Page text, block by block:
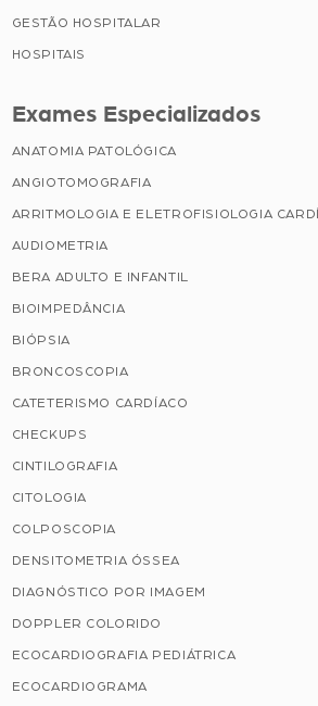
GESTÃO HOSPITALAR
HOSPITAIS
Exames Especializados
ANATOMIA PATOLÓGICA
ANGIOTOMOGRAFIA
ARRITMOLOGIA E ELETROFISIOLOGIA
AUDIOMETRIA
BERA ADULTO E INFANTIL
BIOIMPEDÂNCIA
BIÓPSIA
BRONCOSCOPIA
CATETERISMO CARDÍACO
CHECKUPS
CINTILOGRAFIA
CITOLOGIA
COLPOSCOPIA
DENSITOMETRIA ÓSSEA
DIAGNÓSTICO POR IMAGEM
DOPPLER COLORIDO
ECOCARDIOGRAFIA PEDIÁTRICA
ECOCARDIOGRAMA